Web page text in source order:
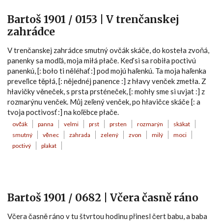
Bartoš 1901 / 0153 | V trenčanskej
zahrádce
V trenčanskej zahrádce smutný ovčák skáče, do kosteła zvoňá,
panenky sa modľá, moja miłá płače. Keď si sa robiła poctivú
panenkú, [: boło ti něléhať :] pod mojú haľenkú. Ta moja haľenka
preveľice těpłá, [: nějednéj panence :] z hłavy venček zmetła. Z
hłavičky věneček, s prsta prsténeček, [: mohły sme si uvjat :] z
rozmarýnu venček. Můj zeľený venček, po hłavičce skáče [: a
tvoja poctivosť :] na koľébce płače.
ovčák panna velmi prst prsten rozmarýn
skákat
smutný
věnec zahrada zelený zvon milý
moci
poctivý
plakat
Bartoš 1901 / 0682 | Včera časně ráno
Včera časně ráno v tu štvrtou hodinu přinesl čert babu, a baba